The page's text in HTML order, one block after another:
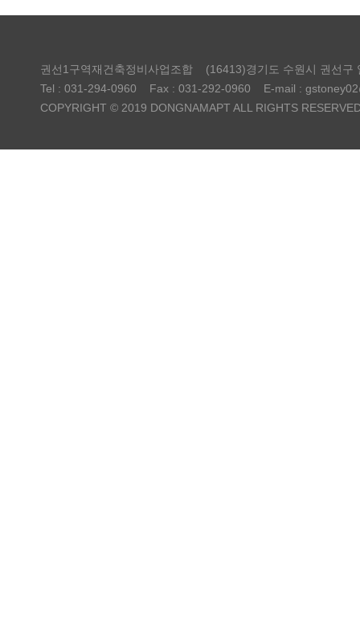
권선1구역재건축정비사업조합
(16413)경기도 수원시 권선구
Tel : 031-294-0960
Fax : 031-292-0960
E-mail :
COPYRIGHT © 2019 DONGNAMAPT ALL RIGHTS